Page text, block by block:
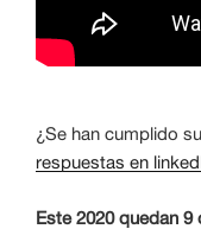
¿Se han cumplido
respuestas en
Este 2020 quedan